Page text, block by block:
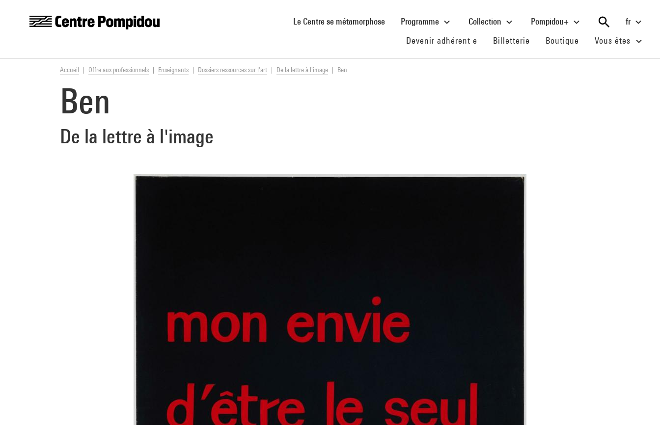
Aller au contenu principal
Le Centre se métamorphose(current)Programme Collection Pompidou+
fr
Devenir adhérent·e (current)
Billetterie (current)
Boutique (current)
Vous êtes
Vous êtes ici:
Accueil Offre aux professionnels Enseignants Dossiers ressources sur l'art De la lettre à l'image Ben
Ben
De la lettre à l'image